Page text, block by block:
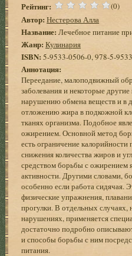
Рейтинг: (0)
Автор: Нестерова Алла
Название: Лечебное питание
Жанр: Кулинария
ISBN: 5-9533-0506-0, 978-5-
Аннотация:
Переедание, малоподвижный
заболевания и некоторые
нарушению обмена веществ и в
отложению жира в подкожной
тканях организма. Подобное
ожирением. Основной метод
есть ограничение
снижения количества жиров и
средством борьбы с
активности. Другими словами,
особенно если работа сидячая.
физические упражнения,
прогулки. В отдельных
нарушениях, применяется
достаточно подробно
и способы борьбы с ним
питания.